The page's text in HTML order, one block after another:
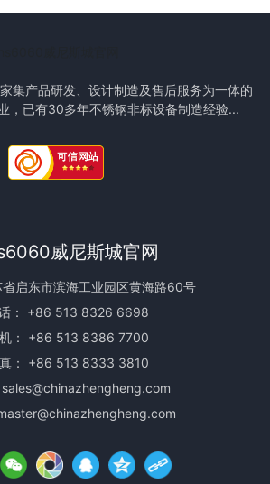
集产品研发、设计制造及售后服务为一体的
，已有30多年不锈钢非标设备制造经验...
威尼斯城官网
启东市滨海工业园区黄海路60号
： +86 513 8326 6698
： +86 513 8386 7700
： +86 513 8333 3810
sales@chinazhengheng.com